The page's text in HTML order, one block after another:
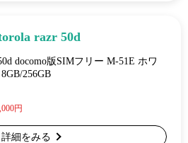
razr 50d
docomo版SIMフリー M-51E ホワ
256GB
円
詳細をみる